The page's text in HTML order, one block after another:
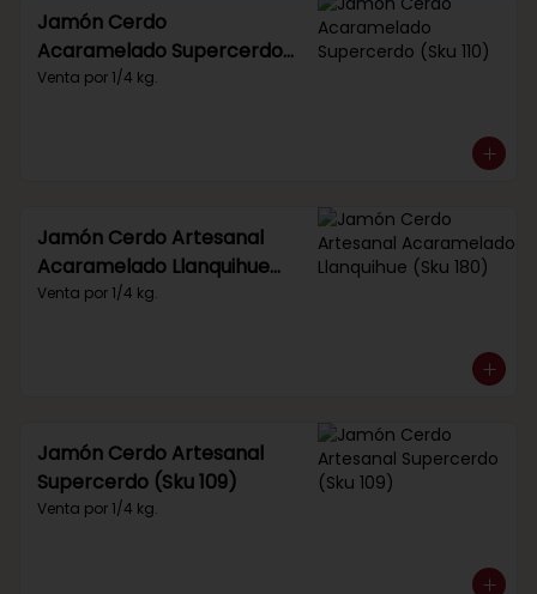
Jamón Cerdo
Acaramelado Supercerdo
(Sku 110)
Venta por 1/4 kg.
Jamón Cerdo Artesanal
Acaramelado Llanquihue
(Sku 180)
Venta por 1/4 kg.
Jamón Cerdo Artesanal
Supercerdo (Sku 109)
Venta por 1/4 kg.